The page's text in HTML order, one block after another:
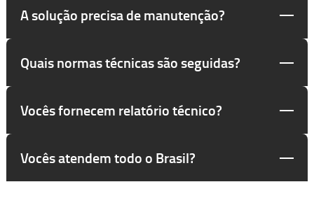
A solução precisa de manutenção?
Quais normas técnicas são seguidas?
Vocês fornecem relatório técnico?
Vocês atendem todo o Brasil?